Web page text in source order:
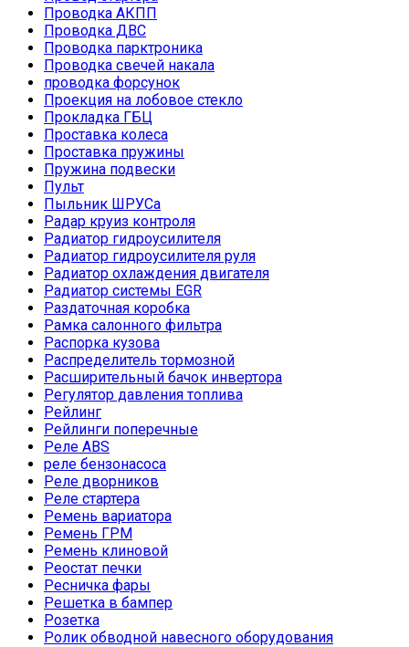
Проводка АКПП
Проводка ДВС
Проводка парктроника
Проводка свечей накала
проводка форсунок
Проекция на лобовое стекло
Прокладка ГБЦ
Проставка колеса
Проставка пружины
Пружина подвески
Пульт
Пыльник ШРУСа
Радар круиз контроля
Радиатор гидроусилителя
Радиатор гидроусилителя руля
Радиатор охлаждения двигателя
Радиатор системы EGR
Раздаточная коробка
Рамка салонного фильтра
Распорка кузова
Распределитель тормозной
Расширительный бачок инвертора
Регулятор давления топлива
Рейлинг
Рейлинги поперечные
Реле ABS
реле бензонасоса
Реле дворников
Реле стартера
Ремень вариатора
Ремень ГРМ
Ремень клиновой
Реостат печки
Ресничка фары
Решетка в бампер
Розетка
Ролик обводной навесного оборудования